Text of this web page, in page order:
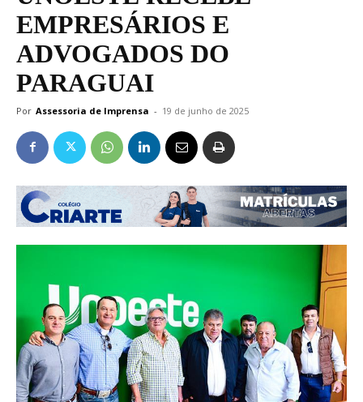
EMPRESÁRIOS E
ADVOGADOS DO
PARAGUAI
Por Assessoria de Imprensa - 19 de junho de 2025